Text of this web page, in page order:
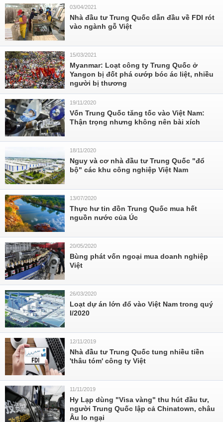
03/04/2021
Nhà đầu tư Trung Quốc dẫn đầu về FDI rót
vào ngành gỗ Việt
15/03/2021
Myanmar: Loạt công ty Trung Quốc ở
Yangon bị đốt phá cướp bóc ác liệt, nhiều
người bị thương
19/11/2020
Vốn Trung Quốc tăng tốc vào Việt Nam:
Thận trọng nhưng không nên bài xích
18/11/2020
Nguy và cơ nhà đầu tư Trung Quốc "đổ
bộ" các khu công nghiệp Việt Nam
13/07/2020
Thực hư tin đồn Trung Quốc mua hết
nguồn nước của Úc
20/05/2020
Bùng phát vốn ngoại mua doanh nghiệp
Việt
26/03/2020
Loạt dự án lớn đổ vào Việt Nam trong quý
I/2020
12/11/2019
Nhà đầu tư Trung Quốc tung nhiều tiền
'thâu tóm' công ty Việt
11/11/2019
Hy Lạp dùng "Visa vàng" thu hút đầu tư,
người Trung Quốc lập cả Chinatown, châu
Âu lo ngại